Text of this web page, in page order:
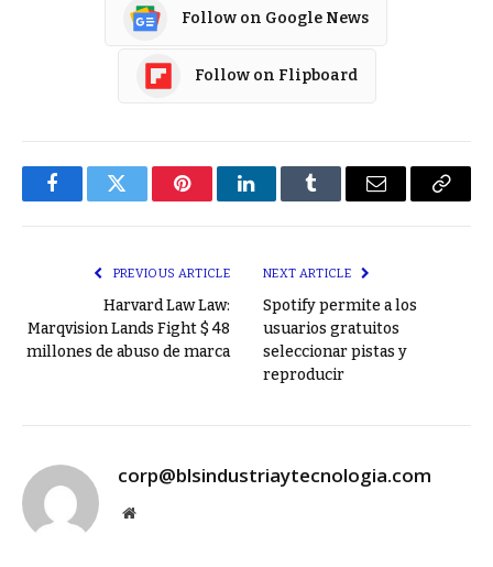
Follow on Google News
Follow on Flipboard
FacebookTwitter PinterestLinkedInTumblr Email
Copy
PREVIOUS ARTICLE
Harvard Law Law:
Marqvision Lands Fight $ 48
millones de abuso de marca
NEXT ARTICLE
Spotify permite a los
usuarios gratuitos
seleccionar pistas y
reproducir
corp@blsindustriaytecnologia.com
Website